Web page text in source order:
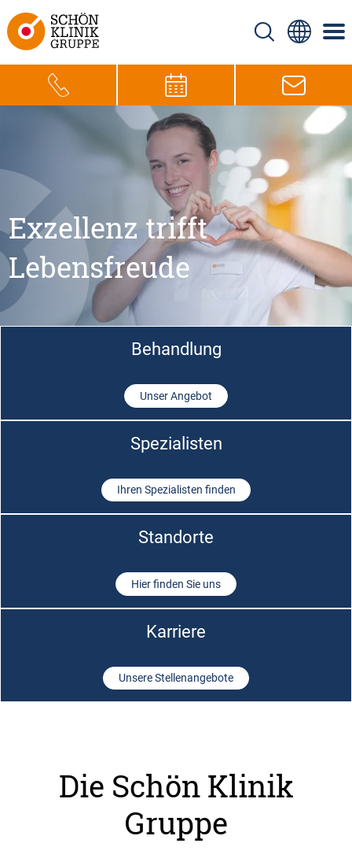
Exzellenz trifft
Lebensfreude
Behandlung
Unser Angebot
Spezialisten
Ihren Spezialisten finden
Standorte
Hier finden Sie uns
Karriere
Unsere Stellenangebote
Die Schön Klinik
Gruppe